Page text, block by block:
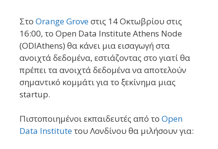
Στο Orange Groveστις 14 Οκτωβρίου στις
16:00, το Open Data Institute Athens Node
(ODIAthens) θα κάνει μια εισαγωγή στα
ανοιχτά δεδομένα, εστιάζοντας στο γιατί θα
πρέπει τα ανοιχτά δεδομένα να αποτελούν
σημαντικό κομμάτι για το ξεκίνημα μιας
startup.
Πιστοποιημένοι εκπαιδευτές από τo Open
Data Instituteτου Λονδίνου θα μιλήσουν για: